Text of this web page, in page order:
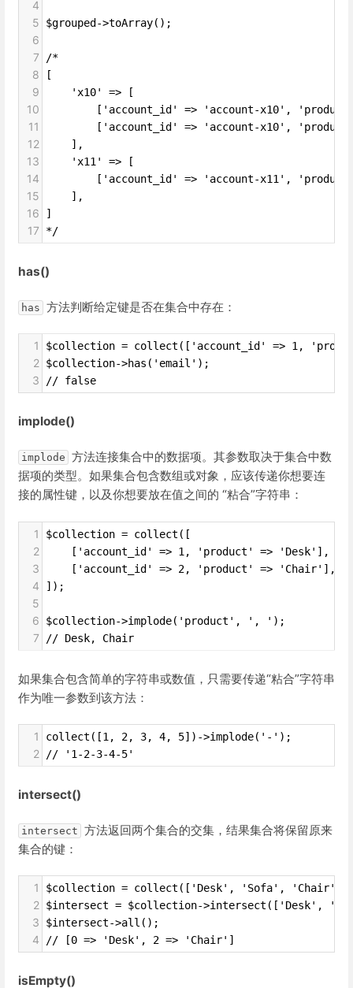
4
5
$grouped->toArray();
6
7
/*
8 [
9
    'x10' => [
10
['account_id' => 'account-x10',
11
['account_id' => 'account-x10',
12
    ],
13
    'x11' => [
14
['account_id' => 'account-x11',
15
    ],
16 ]
17 */
has()
has 方法判断给定键是否在集合中存在：
1 $collection = collect(['account_id' => 1,
2 $collection->has('email');
3 // false
implode()
implode 方法连接集合中的数据项。其参数取决于集合中数
据项的类型。如果集合包含数组或对象，应该传递你想要连
接的属性键，以及你想要放在值之间的 “粘合”字符串：
1 $collection = collect([
2
    ['account_id' => 1, 'product' => 'Desk'],
3
    ['account_id' => 2, 'product' => 'Chair'],
4 ]);
5
6
$collection->implode('product', ', ');
7 // Desk, Chair
如果集合包含简单的字符串或数值，只需要传递“粘合”字符串
作为唯一参数到该方法：
1 collect([1, 2, 3, 4, 5])->implode('-');
2 // '1-2-3-4-5'
intersect()
intersect 方法返回两个集合的交集，结果集合将保留原来
集合的键：
1 $collection = collect(['Desk', 'Sofa',
2 $intersect = $collection->intersect(['Desk',
3 $intersect->all();
4 // [0 => 'Desk', 2 => 'Chair']
isEmpty()